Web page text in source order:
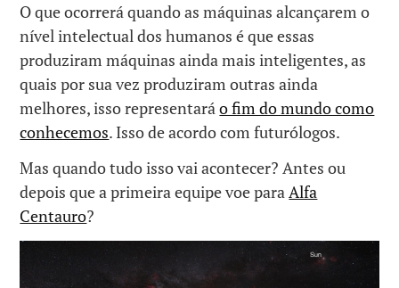
O que ocorrerá quando as máquinas alcançarem o
nível intelectual dos humanos é que essas
produziram máquinas ainda mais inteligentes, as
quais por sua vez produziram outras ainda
melhores, isso representaráo fim do mundo como
conhecemos. Isso de acordo com futurólogos.
Mas quando tudo isso vai acontecer? Antes ou
depois que a primeira equipe voe paraAlfa
Centauro?